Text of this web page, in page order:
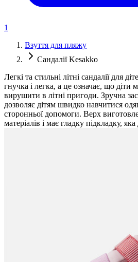
1
Взуття для пляжу
Сандалії Kesakko
Легкі та стильні літні сандалії для
гнучка і легка, а це означає, що діти
вирушити в літні пригоди. Зручна
дозволяє дітям швидко навчитися
сторонньої допомоги. Верх
матеріалів і має гладку підкладку,